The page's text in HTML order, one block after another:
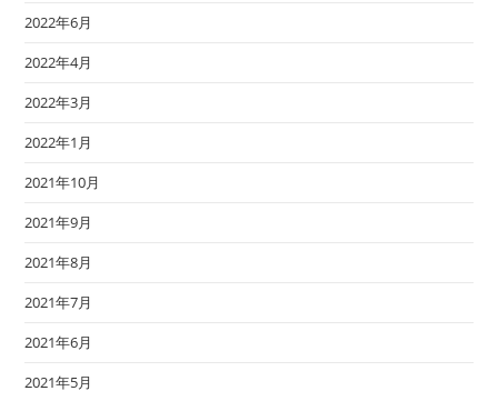
2022年6月
2022年4月
2022年3月
2022年1月
2021年10月
2021年9月
2021年8月
2021年7月
2021年6月
2021年5月